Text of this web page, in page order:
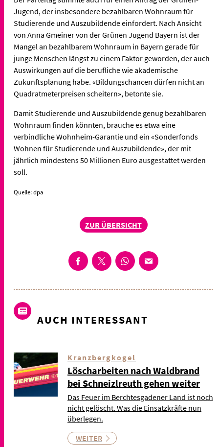
Jugend, der insbesondere bezahlbaren Wohnraum für
Studierende und Auszubildende einfordert. Nach Ansicht
von Anna Gmeiner von der Grünen Jugend Bayern ist der
Mangel an bezahlbarem Wohnraum in Bayern gerade für
junge Menschen längst zu einem Faktor geworden, der auch
Auswirkungen auf die berufliche wie akademische
Zukunftsplanung habe. «Bildungschancen dürfen nicht an
Quadratmeterpreisen scheitern», betonte sie.
Damit Studierende und Auszubildende genug bezahlbaren
Wohnraum finden könnten, brauche es etwa eine
verbindliche Wohnheim-Garantie und ein «Sonderfonds
Wohnen für Studierende und Auszubildende», der mit
jährlich mindestens 50 Millionen Euro ausgestattet werden
soll.
Quelle: dpa
ZUR ÜBERSICHT
AUCH INTERESSANT
Kranzbergkogel
Löscharbeiten nach Waldbrand
bei Schneizlreuth gehen weiter
Das Feuer im Berchtesgadener Land ist noch
nicht gelöscht. Was die Einsatzkräfte nun
überlegen.
WEITER